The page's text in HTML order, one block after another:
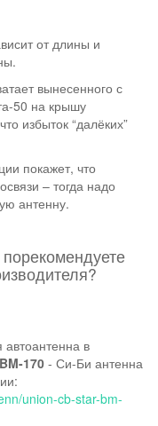
от длины и
вынесенного с
50 на крышу
избыток “далёких”
покажет, что
– тогда надо
антенну.
в
170 - Си-Би антенна
union-cb-star-bm-